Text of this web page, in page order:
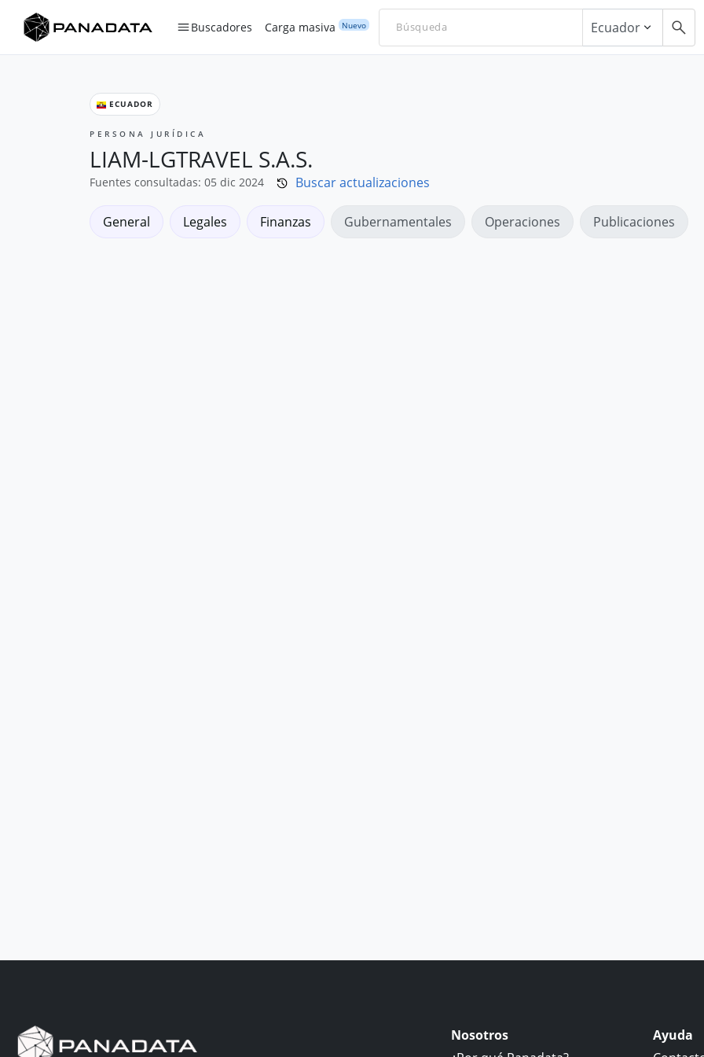
Buscadores Carga masiva Nuevo Ecuador
ECUADOR
PERSONA JURÍDICA
LIAM-LGTRAVEL S.A.S.
Fuentes consultadas: 05 dic 2024 Buscar actualizaciones
General Legales Finanzas Gubernamentales Operaciones Publicaciones
Nosotros
Ayuda